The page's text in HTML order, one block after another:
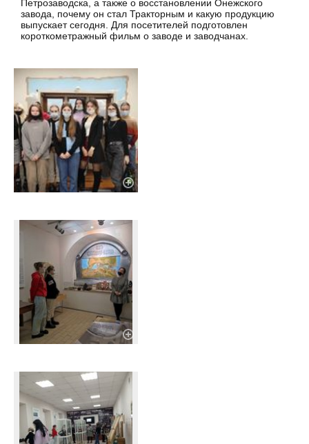
Петрозаводска, а также о восстановлении Онежского
завода, почему он стал Тракторным и какую продукцию
выпускает сегодня. Для посетителей подготовлен
короткометражный фильм о заводе и заводчанах.